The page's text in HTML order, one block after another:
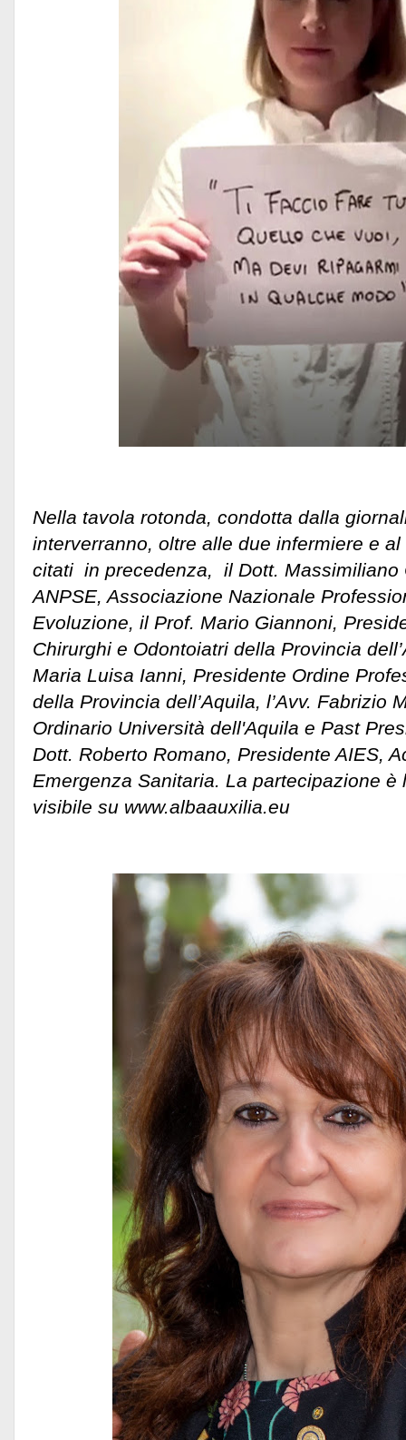
Nella tavola rotonda, condotta dalla
interverranno, oltre alle due infermiere e
citati in precedenza, il Dott. Massimiliano
ANPSE, Associazione Nazionale
Evoluzione, il Prof. Mario Giannoni,
Chirurghi e Odontoiatri della Provincia
Maria Luisa Ianni, Presidente Ordine
della Provincia dell’Aquila, l’Avv. Fabrizio
Ordinario Università dell'Aquila e Past
Dott. Roberto Romano, Presidente AIES,
Emergenza Sanitaria. La partecipazione è
visibile su www.albaauxilia.eu